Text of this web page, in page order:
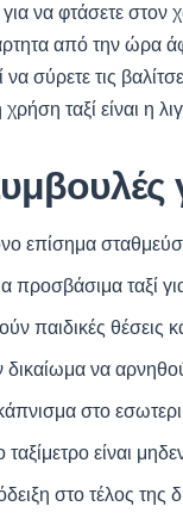
να φτάσετε στον
από την ώρα
να σύρετε τις
ταξί είναι η
επίσημα
προσβάσιμα ταξί
παιδικές θέσεις
δικαίωμα να
στο
ταξίμετρο είναι
στο τέλος της